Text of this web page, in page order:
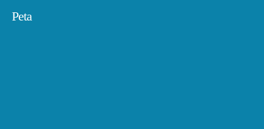
Peta